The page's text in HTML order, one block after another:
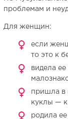
проблемам и
Для женщин:
если
то это к
видела
пришла в
куклы —
родила